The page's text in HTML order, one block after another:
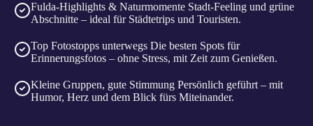
Fulda-Highlights & Naturmomente Stadt-Feeling und grüne
Abschnitte – ideal für Städtetrips und Touristen.
Top Fotostopps unterwegs Die besten Spots für
Erinnerungsfotos – ohne Stress, mit Zeit zum Genießen.
Kleine Gruppen, gute Stimmung Persönlich geführt – mit
Humor, Herz und dem Blick fürs Miteinander.